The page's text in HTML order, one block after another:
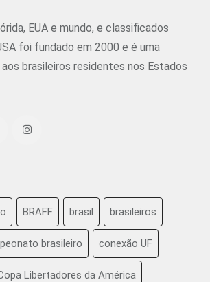
EUA e mundo, e classificados
foi fundado em 2000 e é uma
brasileiros residentes nos Estados
BRAFF brasil brasileiros
brasileiro conexão UF
Libertadores da América